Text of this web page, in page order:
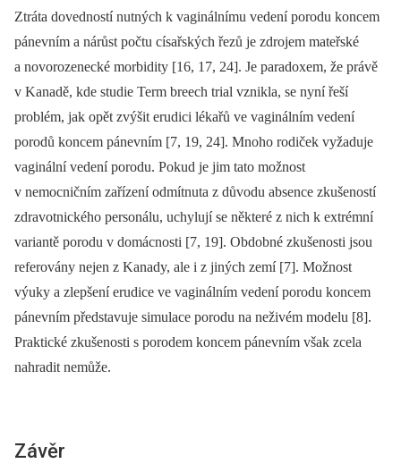
Ztráta dovedností nutných k vaginálnímu vedení porodu koncem
pánevním a nárůst počtu císařských řezů je zdrojem mateřské
a novorozenecké morbidity [16, 17, 24]. Je paradoxem, že právě
v Kanadě, kde studie Term breech trial vznikla, se nyní řeší
problém, jak opět zvýšit erudici lékařů ve vaginálním vedení
porodů koncem pánevním [7, 19, 24]. Mnoho rodiček vyžaduje
vaginální vedení porodu. Pokud je jim tato možnost
v nemocničním zařízení odmítnuta z důvodu absence zkušeností
zdravotnického personálu, uchylují se některé z nich k extrémní
variantě porodu v domácnosti [7, 19]. Obdobné zkušenosti jsou
referovány nejen z Kanady, ale i z jiných zemí [7]. Možnost
výuky a zlepšení erudice ve vaginálním vedení porodu koncem
pánevním představuje simulace porodu na neživém modelu [8].
Praktické zkušenosti s porodem koncem pánevním však zcela
nahradit nemůže.
Závěr